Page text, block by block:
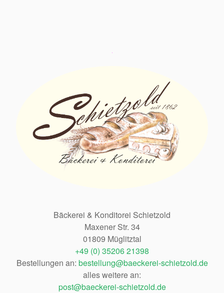
Bäckerei & Konditorei Schietzold
Maxener Str. 34
01809 Müglitztal
+49 (0) 35206 21398
Bestellungen an: bestellung@baeckerei-schietzold.de
alles weitere an:
post@baeckerei-schietzold.de